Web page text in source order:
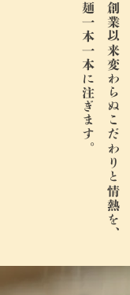
創業以来変わらぬこだわりと情熱を、
麺一本一本に注ぎます。